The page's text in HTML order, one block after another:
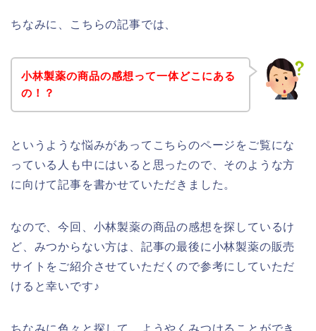
ちなみに、こちらの記事では、
小林製薬の商品の感想って一体どこにある
の！？
というような悩みがあってこちらのページをご覧にな
っている人も中にはいると思ったので、そのような方
に向けて記事を書かせていただきました。
なので、今回、小林製薬の商品の感想を探しているけ
ど、みつからない方は、記事の最後に小林製薬の販売
サイトをご紹介させていただくので参考にしていただ
けると幸いです♪
ちなみに色々と探して、ようやくみつけることができ